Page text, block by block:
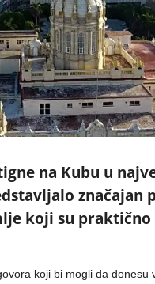
na Kubu u
značajan
koji su
koji bi mogli da donesu